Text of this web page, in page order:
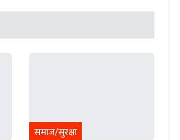
समाज/सुरक्षा